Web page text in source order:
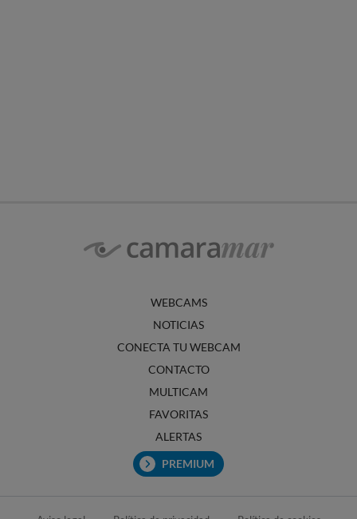
WEBCAMS
NOTICIAS
CONECTA TU WEBCAM
CONTACTO
MULTICAM
FAVORITAS
ALERTAS
PREMIUM